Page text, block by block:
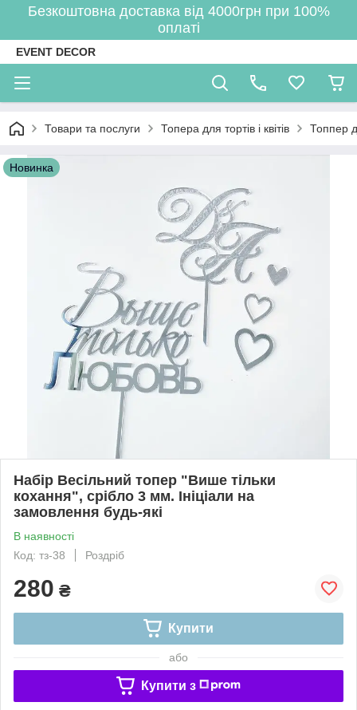
Безкоштовна доставка від 4000грн при 100%
оплаті
EVENT DECOR
Товари та послуги Топера для тортів і квітів Топпер
Новинка
Набір Весільний топер "Више тільки
кохання", срібло 3 мм. Ініціали на
замовлення будь-які
В наявності
Код: тз-38
Роздріб
280 ₴
Купити
або
Купити з